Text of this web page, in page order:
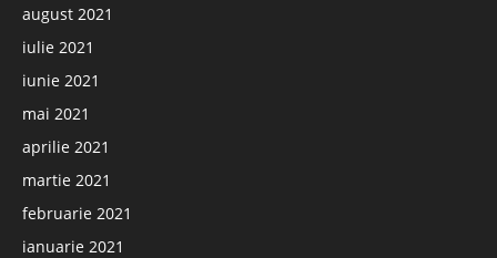
august 2021
iulie 2021
iunie 2021
mai 2021
aprilie 2021
martie 2021
februarie 2021
ianuarie 2021